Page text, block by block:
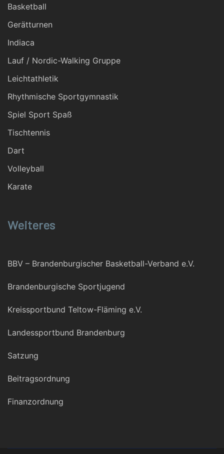
Basketball
Gerätturnen
Indiaca
Lauf / Nordic-Walking Gruppe
Leichtathletik
Rhythmische Sportgymnastik
Spiel Sport Spaß
Tischtennis
Dart
Volleyball
Karate
Weiteres
BBV – Brandenburgischer Basketball-Verband e.V.
Brandenburgische Sportjugend
Kreissportbund Teltow-Fläming e.V.
Landessportbund Brandenburg
Satzung
Beitragsordnung
Finanzordnung